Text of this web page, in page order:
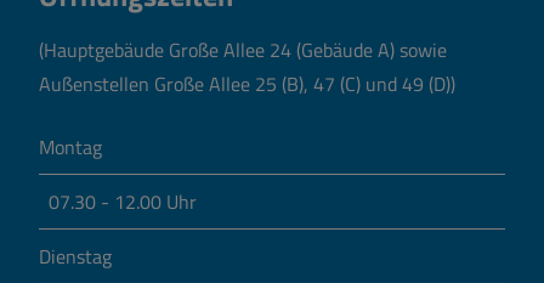
(Hauptgebäude Große Allee 24 (Gebäude A) sowie
Außenstellen Große Allee 25 (B), 47 (C) und 49 (D))
Montag
07.30 - 12.00 Uhr
Dienstag